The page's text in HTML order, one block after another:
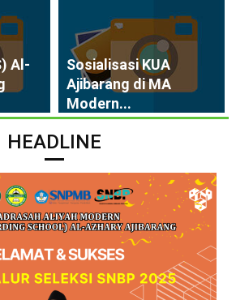
Al-
Sosialisasi KUA
Ajibarang di MA
Modern...
HEADLINE